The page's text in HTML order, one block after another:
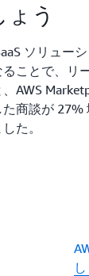
う
ソリュー
ることで、リ
AWS
た商談が
た。